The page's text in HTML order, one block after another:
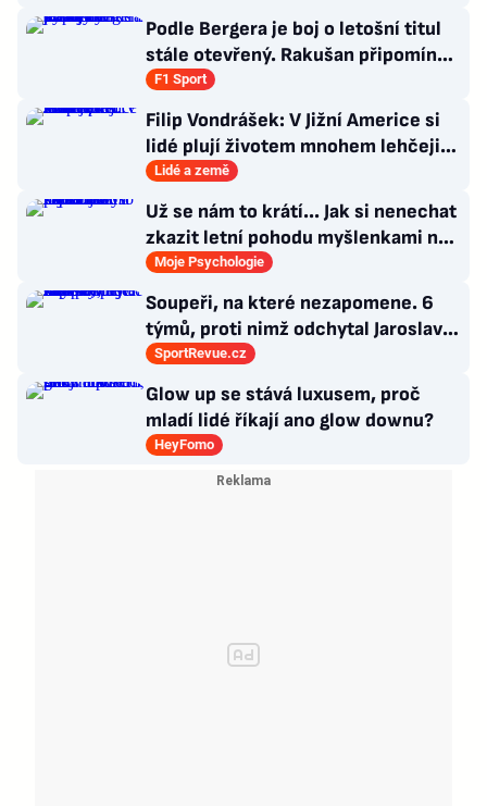
Podle Bergera je boj o letošní titul
stále otevřený. Rakušan připomíná
vývoj loňské sezony
F1 Sport
Filip Vondrášek: V Jižní Americe si
lidé plují životem mnohem lehčeji,
věci tolik neřeší
Lidé a země
Už se nám to krátí... Jak si nenechat
zkazit letní pohodu myšlenkami na
zářijový zápřah?
Moje Psychologie
Soupeři, na které nezapomene. 6
týmů, proti nimž odchytal Jaroslav
Drobný nejvíc zápasů v kariéře
SportRevue.cz
Glow up se stává luxusem, proč
mladí lidé říkají ano glow downu?
HeyFomo